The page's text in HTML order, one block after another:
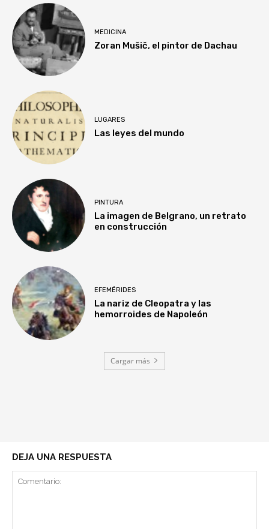
MEDICINA
Zoran Mušič, el pintor de Dachau
LUGARES
Las leyes del mundo
PINTURA
La imagen de Belgrano, un retrato
en construcción
EFEMÉRIDES
La nariz de Cleopatra y las
hemorroides de Napoleón
Cargar más
DEJA UNA RESPUESTA